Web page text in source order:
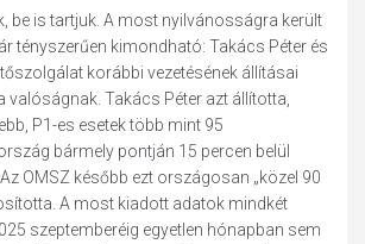
be is tartjuk. A most nyilvánosságra került
tényszerűen kimondható: Takács Péter és
korábbi vezetésének állításai
valóságnak. Takács Péter azt állította,
P1-es esetek több mint 95
bármely pontján 15 percen belül
OMSZ később ezt országosan „közel 90
A most kiadott adatok mindkét
szeptemberéig egyetlen hónapban sem